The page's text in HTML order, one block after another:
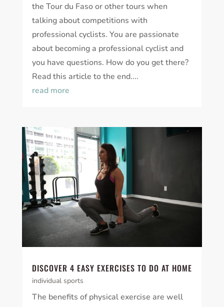
the Tour du Faso or other tours when
talking about competitions with
professional cyclists. You are passionate
about becoming a professional cyclist and
you have questions. How do you get there?
Read this article to the end....
read more
DISCOVER 4 EASY EXERCISES TO DO AT HOME
individual sports
The benefits of physical exercise are well